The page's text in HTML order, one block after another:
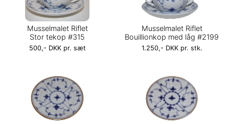
Musselmalet Riflet
Stor tekop #315
500,- DKK pr. sæt
Musselmalet Riflet
Bouillionkop med låg #2199
1.250,- DKK pr. stk.